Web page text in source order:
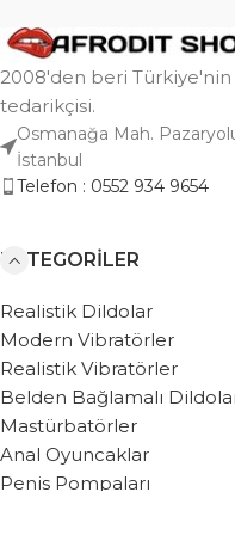
2008'den beri
tedarikçisi.
Osmanağa Mah.
İstanbul
Telefon : 0552 934 9654
KATEGORILER
Realistik Dildolar
Modern Vibratörler
Realistik Vibratörler
Belden Bağlamalı
Mastürbatörler
Anal Oyuncaklar
Penis Pompaları